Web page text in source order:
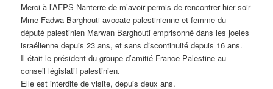
Merci à l’AFPS Nanterre de m’avoir permis de rencontrer hier soir
Mme Fadwa Barghouti avocate palestinienne et femme du
député palestinien Marwan Barghouti emprisonné dans les joeles
israélienne depuis 23 ans, et sans discontinuité depuis 16 ans.
Il était le président du groupe d’amitié France Palestine au
conseil législatif palestinien.
Elle est interdite de visite, depuis deux ans.